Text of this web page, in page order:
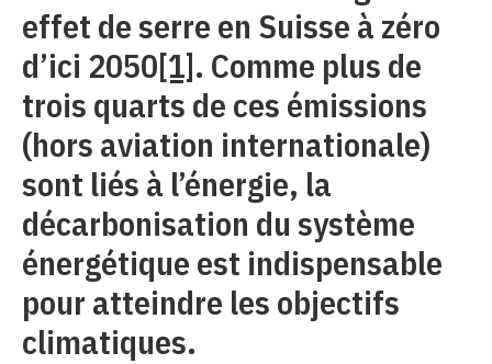
effet de serre en Suisse à zéro
d’ici 2050[1]. Comme plus de
trois quarts de ces émissions
(hors aviation internationale)
sont liés à l’énergie, la
décarbonisation du système
énergétique est indispensable
pour atteindre les objectifs
climatiques.